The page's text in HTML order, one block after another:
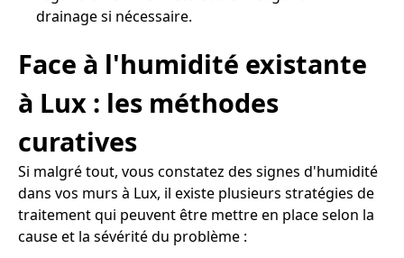
drainage si nécessaire.
Face à l'humidité existante
à Lux : les méthodes
curatives
Si malgré tout, vous constatez des signes d'humidité
dans vos murs à Lux, il existe plusieurs stratégies de
traitement qui peuvent être mettre en place selon la
cause et la sévérité du problème :